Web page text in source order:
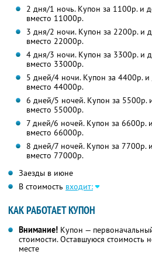
2 дня/1 ночь. Купон за 1100р. и
вместо 11000р.
3 дня/2 ночи. Купон за 2200р. и
вместо 22000р.
4 дня/3 ночи. Купон за 3300р. и
вместо 33000р.
5 дней/4 ночи. Купон за 4400р. и
вместо 44000р.
6 дней/5 ночей. Купон за 5500р.
вместо 55000р.
7 дней/6 ночей. Купон за 6600р.
вместо 66000р.
8 дней/7 ночей. Купон за 7700р.
вместо 77000р.
Заезды в июне
В стоимость входит:
КАК РАБОТАЕТ КУПОН
Внимание! Купон —
стоимости. Оставшуюся стоимость
месте